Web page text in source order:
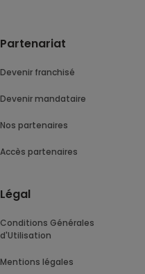
Partenariat
Devenir franchisé
Devenir mandataire
Nos partenaires
Accès partenaires
Légal
Conditions Générales
d'Utilisation
Mentions légales